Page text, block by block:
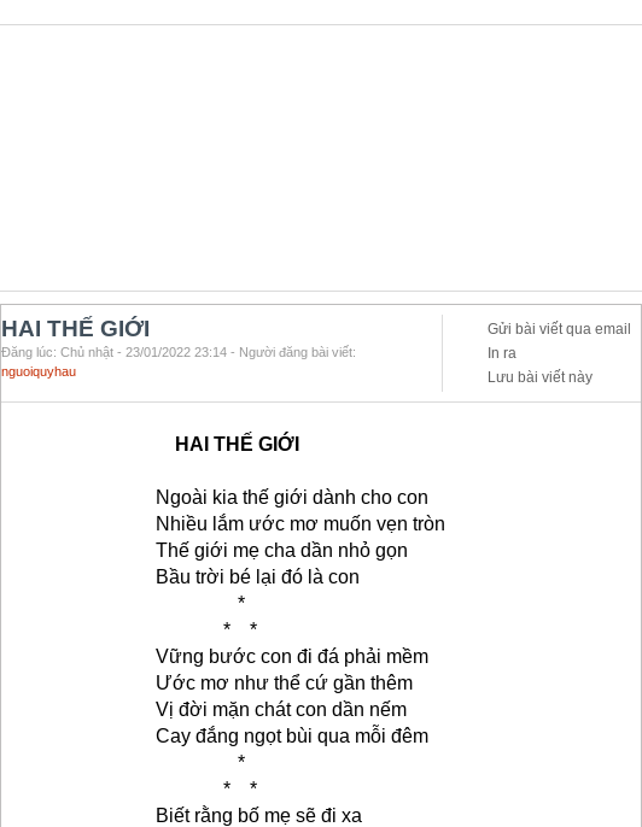
Gửi bài viết qua email
In ra
Lưu bài viết này
HAI THẾ GIỚI
Đăng lúc: Chủ nhật - 23/01/2022 23:14 - Người đăng bài viết:
nguoiquyhau
HAI THẾ GIỚI
Ngoài kia thế giới dành cho con
Nhiều lắm ước mơ muốn vẹn tròn
Thế giới mẹ cha dần nhỏ gọn
Bầu trời bé lại đó là con
*
* *
Vững bước con đi đá phải mềm
Ước mơ như thể cứ gần thêm
Vị đời mặn chát con dần nếm
Cay đắng ngọt bùi qua mỗi đêm
*
* *
Biết rằng bố mẹ sẽ đi xa